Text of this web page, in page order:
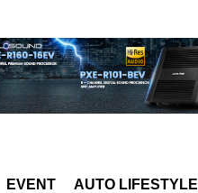
EVENT AUTO LIFESTYLE